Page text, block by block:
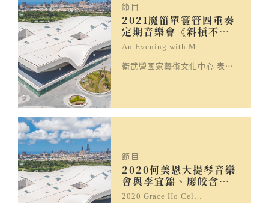
節目
2021魔笛單簧管四重奏
定期音樂會《斜槓不…
An Evening with M…
衛武營國家藝術文化中心 表演廳
節目
2020何美恩大提琴音樂
會與李宜錦、廖皎含…
2020 Grace Ho Cel…